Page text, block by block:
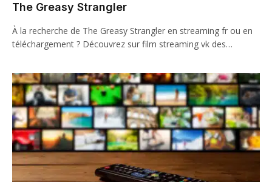
The Greasy Strangler
À la recherche de The Greasy Strangler en streaming fr ou en
téléchargement ? Découvrez sur film streaming vk des…